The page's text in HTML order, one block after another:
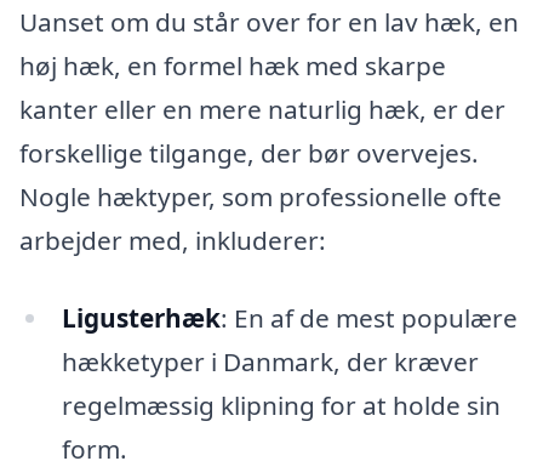
Uanset om du står over for en lav hæk, en
høj hæk, en formel hæk med skarpe
kanter eller en mere naturlig hæk, er der
forskellige tilgange, der bør overvejes.
Nogle hæktyper, som professionelle ofte
arbejder med, inkluderer:
Ligusterhæk: En af de mest populære
hækketyper i Danmark, der kræver
regelmæssig klipning for at holde sin
form.